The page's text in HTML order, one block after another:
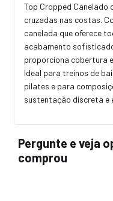
Top Cropped Canelado
cruzadas nas costas.
canelada que oferece
acabamento
proporciona cobertura
Ideal para treinos de
pilates e para
sustentação discreta e
Pergunte e veja
comprou